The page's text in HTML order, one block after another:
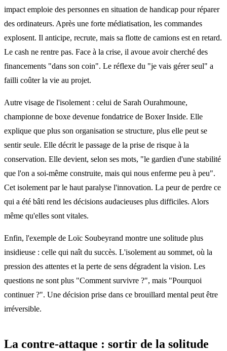
impact emploie des personnes en situation de handicap pour réparer
des ordinateurs. Après une forte médiatisation, les commandes
explosent. Il anticipe, recrute, mais sa flotte de camions est en retard.
Le cash ne rentre pas. Face à la crise, il avoue avoir cherché des
financements "dans son coin". Le réflexe du "je vais gérer seul" a
failli coûter la vie au projet.
Autre visage de l'isolement : celui de Sarah Ourahmoune,
championne de boxe devenue fondatrice de Boxer Inside. Elle
explique que plus son organisation se structure, plus elle peut se
sentir seule. Elle décrit le passage de la prise de risque à la
conservation. Elle devient, selon ses mots, "le gardien d'une stabilité
que l'on a soi-même construite, mais qui nous enferme peu à peu".
Cet isolement par le haut paralyse l'innovation. La peur de perdre ce
qui a été bâti rend les décisions audacieuses plus difficiles. Alors
même qu'elles sont vitales.
Enfin, l'exemple de Loïc Soubeyrand montre une solitude plus
insidieuse : celle qui naît du succès. L'isolement au sommet, où la
pression des attentes et la perte de sens dégradent la vision. Les
questions ne sont plus "Comment survivre ?", mais "Pourquoi
continuer ?". Une décision prise dans ce brouillard mental peut être
irréversible.
La contre-attaque : sortir de la solitude